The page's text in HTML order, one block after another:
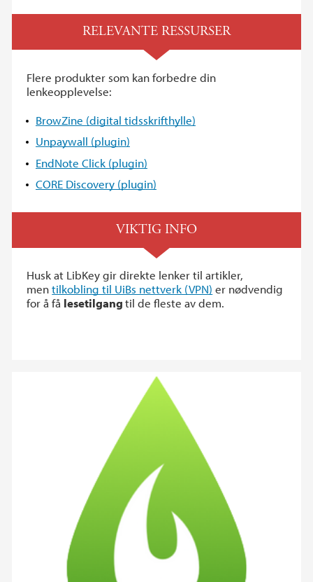
RELEVANTE RESSURSER
Flere produkter som kan forbedre din
lenkeopplevelse:
BrowZine (digital tidsskrifthylle)
Unpaywall (plugin)
EndNote Click (plugin)
CORE Discovery (plugin)
VIKTIG INFO
Husk at LibKey gir direkte lenker til artikler,
mentilkobling til UiBs nettverk (VPN) er nødvendig
for å få lesetilgangtil de fleste av dem.